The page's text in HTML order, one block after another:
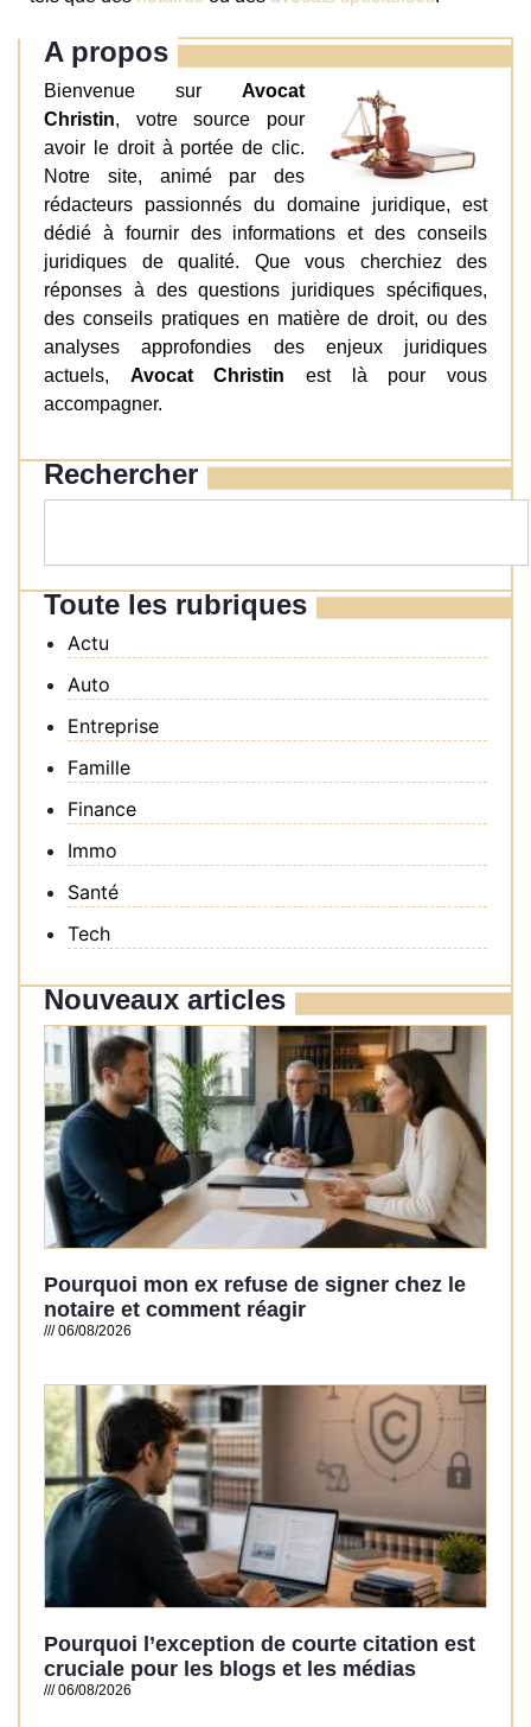
A propos
Bienvenue sur Avocat
Christin, votre source pour
avoir le droit à portée de clic.
Notre site, animé par des
rédacteurs passionnés du domaine juridique, est
dédié à fournir des informations et des conseils
juridiques de qualité. Que vous cherchiez des
réponses à des questions juridiques spécifiques,
des conseils pratiques en matière de droit, ou des
analyses approfondies des enjeux juridiques
actuels, Avocat Christin est là pour vous
accompagner.
Rechercher
Toute les rubriques
Actu
Auto
Entreprise
Famille
Finance
Immo
Santé
Tech
Nouveaux articles
Pourquoi mon ex refuse de signer chez le
notaire et comment réagir
06/08/2026
Pourquoi l’exception de courte citation est
cruciale pour les blogs et les médias
06/08/2026